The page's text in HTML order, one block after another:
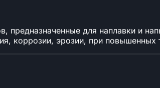
предназначенные для наплавки и
коррозии, эрозии, при повышенных